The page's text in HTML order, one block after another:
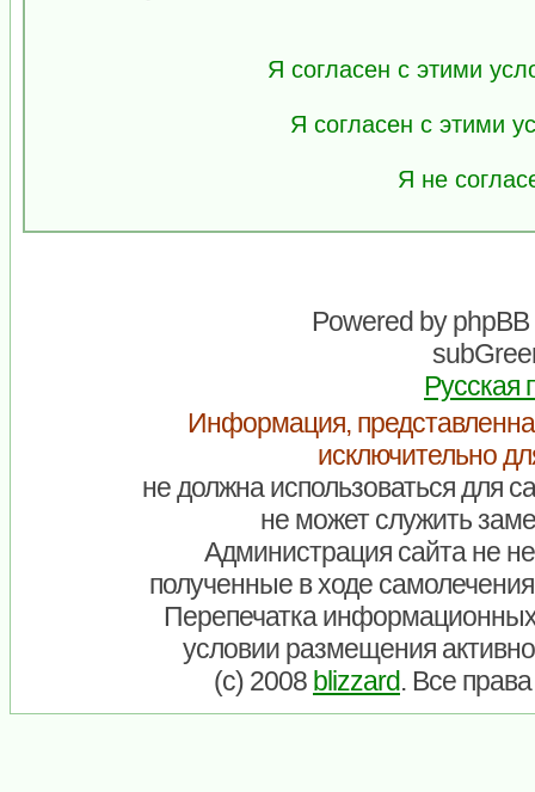
Я согласен с этими
Я согласен с этими
Я не
Powered byphpBB
Русская
Информация,
исключительно
не должна использоваться для
не может служить
Администрация сайта не
полученные в ходе
Перепечатка
условии размещения
(c) 2008 blizzard. Все